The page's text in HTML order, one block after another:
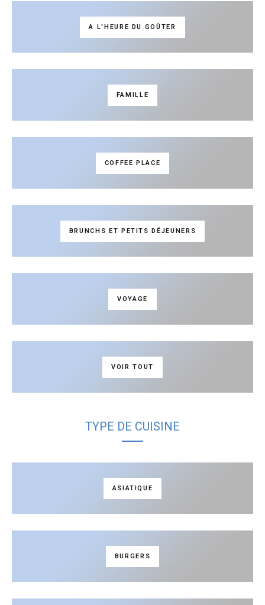
A L'HEURE DU GOÛTER
FAMILLE
COFFEE PLACE
BRUNCHS ET PETITS DÉJEUNERS
VOYAGE
VOIR TOUT
TYPE DE CUISINE
ASIATIQUE
BURGERS